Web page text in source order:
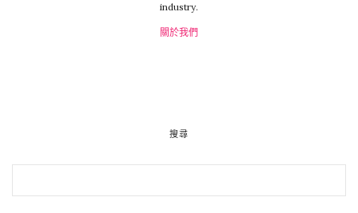
industry.
關於我們
搜尋